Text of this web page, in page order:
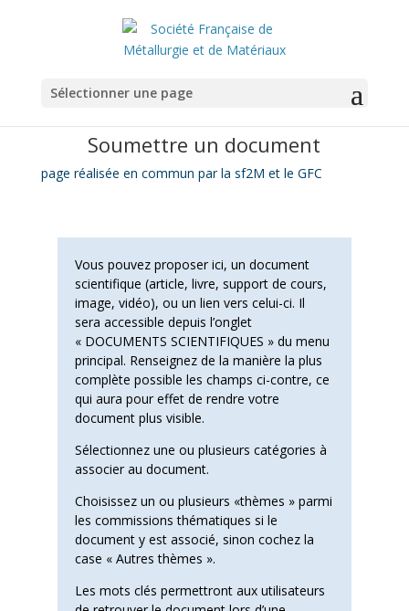
Sélectionner une page
Soumettre un document
page réalisée en commun par la sf2M et le GFC
Vous pouvez proposer ici, un document
scientifique (article, livre, support de cours,
image, vidéo), ou un lien vers celui-ci. Il
sera accessible depuis l’onglet
« DOCUMENTS SCIENTIFIQUES » du menu
principal. Renseignez de la manière la plus
complète possible les champs ci-contre, ce
qui aura pour effet de rendre votre
document plus visible.
Sélectionnez une ou plusieurs catégories à
associer au document.
Choisissez un ou plusieurs «thèmes » parmi
les commissions thématiques si le
document y est associé, sinon cochez la
case « Autres thèmes ».
Les mots clés permettront aux utilisateurs